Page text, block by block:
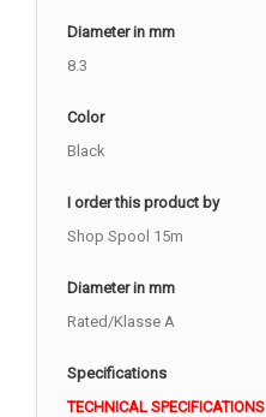
Diameter in mm
8.3
Color
Black
I order this product by
Shop Spool 15m
Diameter in mm
Rated/Klasse A
Specifications
TECHNICAL SPECIFICATIONS